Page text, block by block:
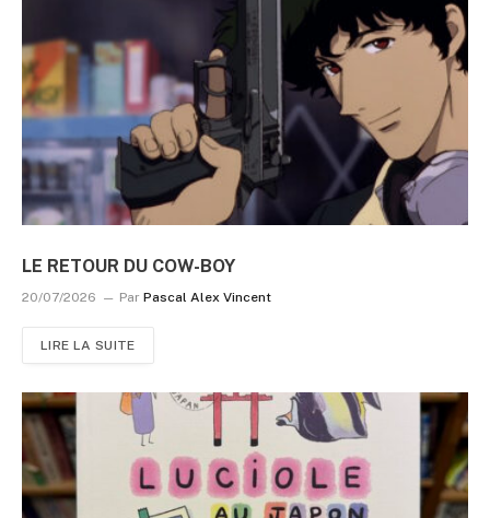
LE RETOUR DU COW-BOY
20/07/2026 Par Pascal Alex Vincent
LIRE LA SUITE